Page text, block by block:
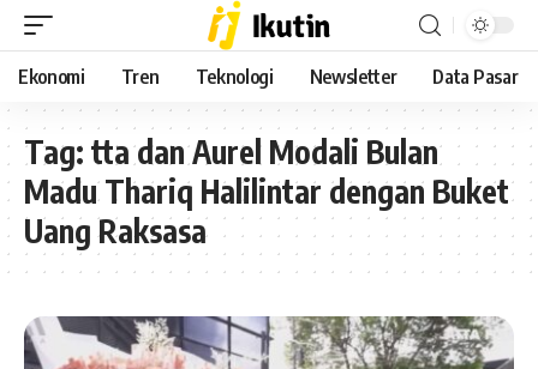
Ekonomi Tren Teknologi Newsletter Data Pasar
Tag: tta dan Aurel Modali Bulan
Madu Thariq Halilintar dengan Buket
Uang Raksasa